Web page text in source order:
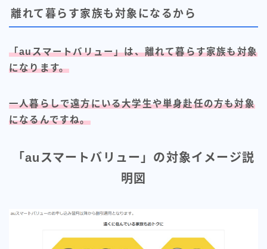
離れて暮らす家族も対象になるから
「auスマートバリュー」は、離れて暮らす家族も対象
になります。
一人暮らしで遠方にいる大学生や単身赴任の方も対象
になるんですね。
「auスマートバリュー」の対象イメージ説
明図